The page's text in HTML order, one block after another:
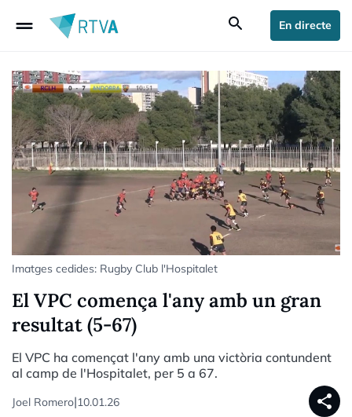
drag_handle search En directe
Imatges cedides: Rugby Club l'Hospitalet
El VPC comença l'any amb un gran
resultat (5-67)
El VPC ha començat l'any amb una victòria contundent
al camp de l'Hospitalet, per 5 a 67.
Joel Romero|10.01.26 share